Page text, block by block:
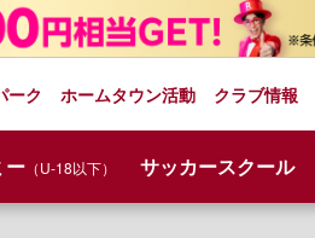
ー（U-18以下） サッカースクール
ーク ホームタウン活動 クラブ情報